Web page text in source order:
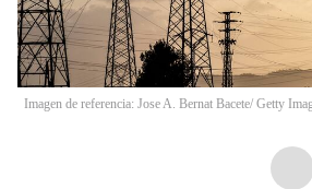
Imagen de referencia: Jose A. Bernat Bacete/ Getty